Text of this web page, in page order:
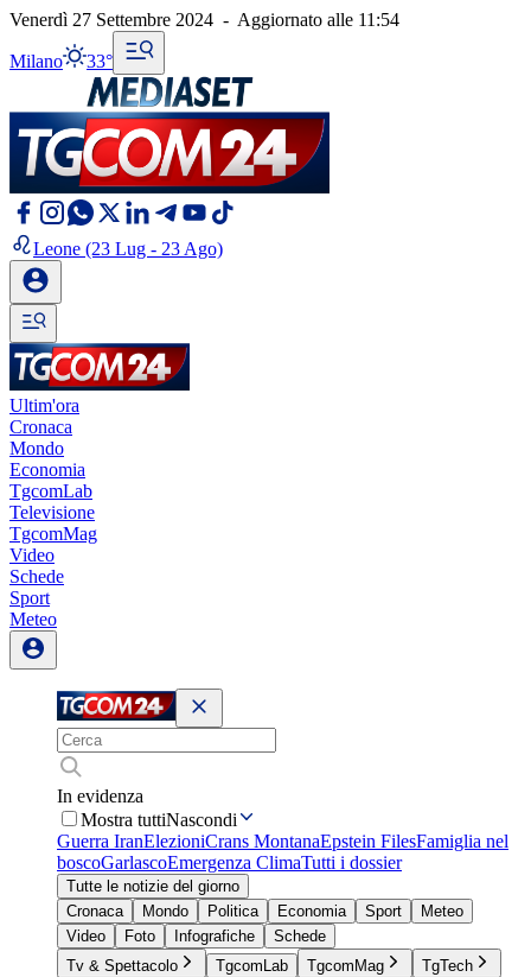
Venerdì 27 Settembre 2024 - Aggiornato alle 11:54
Milano 33°
Leone (23 Lug - 23 Ago)
Ultim'ora
Cronaca
Mondo
Economia
TgcomLab
Televisione
TgcomMag
Video
Schede
Sport
Meteo
In evidenza
Mostra tuttiNascondi
Guerra IranElezioniCrans MontanaEpstein FilesFamiglia nel
boscoGarlascoEmergenza ClimaTutti i dossier
Tutte le notizie del giorno
Cronaca
Mondo Politica Economia Sport
Meteo
Video
Foto Infografiche
Schede
Tv & Spettacolo
TgcomLab TgcomMag
TgTech